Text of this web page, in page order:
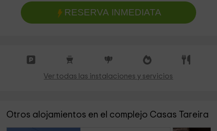
RESERVA INMEDIATA
Ver todas las instalaciones y servicios
Otros alojamientos en el complejo Casas Tareira